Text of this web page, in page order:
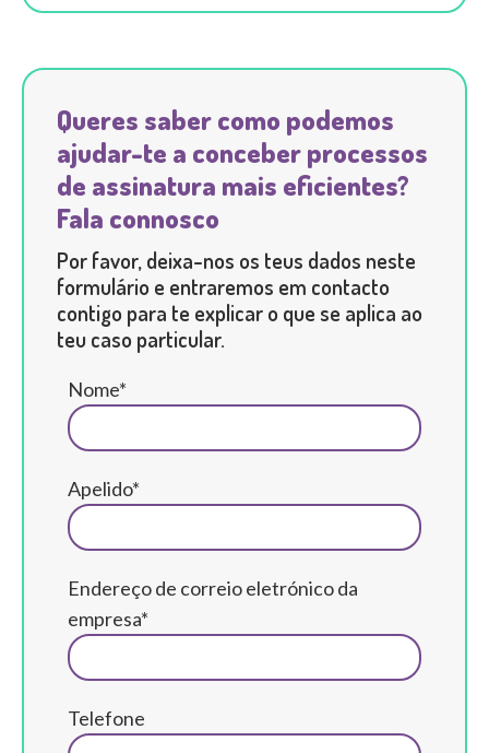
Queres saber como podemos
ajudar-te a conceber processos
de assinatura mais eficientes?
Fala connosco
Por favor, deixa-nos os teus dados neste
formulário e entraremos em contacto
contigo para te explicar o que se aplica ao
teu caso particular.
Nome*
Apelido*
Endereço de correio eletrónico da
empresa*
Telefone